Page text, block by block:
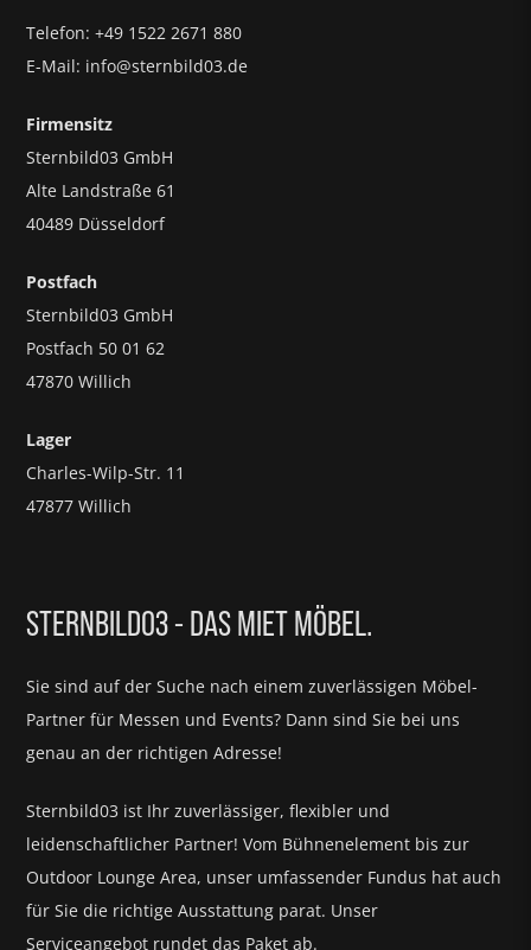
Telefon: +49 1522 2671 880
E-Mail: info@sternbild03.de
Firmensitz
Sternbild03 GmbH
Alte Landstraße 61
40489 Düsseldorf
Postfach
Sternbild03 GmbH
Postfach 50 01 62
47870 Willich
Lager
Charles-Wilp-Str. 11
47877 Willich
STERNBILD03 - DAS MIET MÖBEL.
Sie sind auf der Suche nach einem zuverlässigen Möbel-
Partner für Messen und Events? Dann sind Sie bei uns
genau an der richtigen Adresse!
Sternbild03 ist Ihr zuverlässiger, flexibler und
leidenschaftlicher Partner! Vom Bühnenelement bis zur
Outdoor Lounge Area, unser umfassender Fundus hat auch
für Sie die richtige Ausstattung parat. Unser
Serviceangebot rundet das Paket ab.